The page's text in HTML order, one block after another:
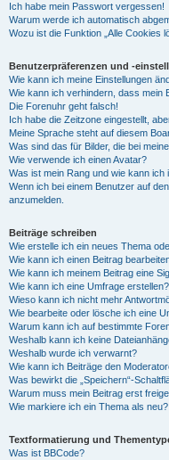
Ich habe mein Passwort vergessen!
Warum werde ich automatisch
Wozu ist die Funktion „Alle Cookies
Benutzerpräferenzen und -
Wie kann ich meine Einstellungen
Wie kann ich verhindern, dass mein
Die Forenuhr geht falsch!
Ich habe die Zeitzone eingestellt,
Meine Sprache steht auf diesem
Was sind das für Bilder, die bei
Wie verwende ich einen Avatar?
Was ist mein Rang und wie kann ich
Wenn ich bei einem Benutzer auf
anzumelden.
Beiträge schreiben
Wie erstelle ich ein neues Thema
Wie kann ich einen Beitrag
Wie kann ich meinem Beitrag eine
Wie kann ich eine Umfrage erstellen?
Wieso kann ich nicht mehr
Wie bearbeite oder lösche ich eine
Warum kann ich auf bestimmte
Weshalb kann ich keine
Weshalb wurde ich verwarnt?
Wie kann ich Beiträge den
Was bewirkt die „Speichern“-
Warum muss mein Beitrag erst
Wie markiere ich ein Thema als neu?
Textformatierung und
Was ist BBCode?